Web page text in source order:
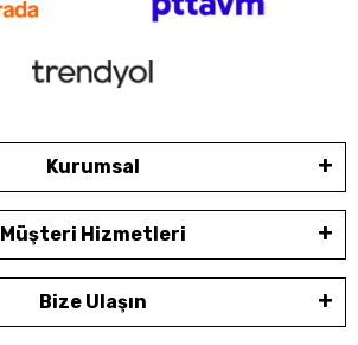
Kurumsal
Müşteri Hizmetleri
Bize Ulaşın